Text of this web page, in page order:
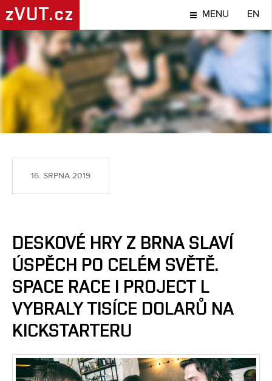
zVUT.cz MENU EN
NÁPADY A OBJEVY
16. SRPNA 2019
DESKOVÉ HRY Z BRNA SLAVÍ
ÚSPĚCH PO CELÉM SVĚTĚ.
SPACE RACE I PROJECT L
VYBRALY TISÍCE DOLARŮ NA
KICKSTARTERU